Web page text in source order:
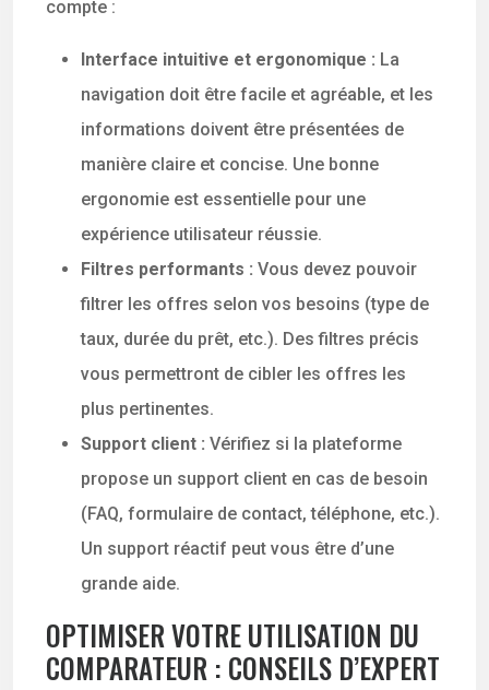
compte :
Interface intuitive et ergonomique : La
navigation doit être facile et agréable, et les
informations doivent être présentées de
manière claire et concise. Une bonne
ergonomie est essentielle pour une
expérience utilisateur réussie.
Filtres performants : Vous devez pouvoir
filtrer les offres selon vos besoins (type de
taux, durée du prêt, etc.). Des filtres précis
vous permettront de cibler les offres les
plus pertinentes.
Support client : Vérifiez si la plateforme
propose un support client en cas de besoin
(FAQ, formulaire de contact, téléphone, etc.).
Un support réactif peut vous être d’une
grande aide.
OPTIMISER VOTRE UTILISATION DU
COMPARATEUR : CONSEILS D’EXPERT